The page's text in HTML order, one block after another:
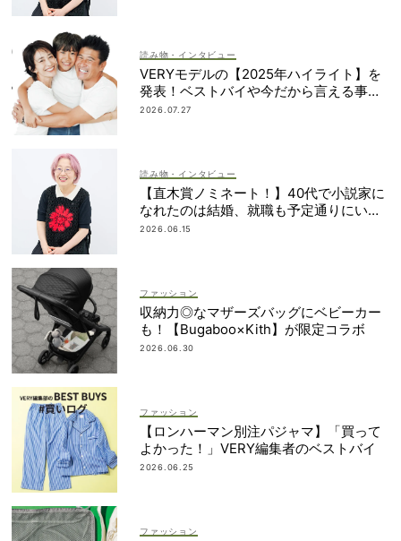
読み物・インタビュー
VERYモデルの【2025年ハイライト】を
発表！ベストバイや今だから言える事件
簿も大公開
2026.07.27
読み物・インタビュー
【直木賞ノミネート！】40代で小説家に
なれたのは結婚、就職も予定通りにいか
なかったから｜朝倉かすみさん
2026.06.15
ファッション
収納力◎なマザーズバッグにベビーカー
も！【Bugaboo×Kith】が限定コラボ
2026.06.30
ファッション
【ロンハーマン別注パジャマ】「買って
よかった！」VERY編集者のベストバイ
2026.06.25
ファッション